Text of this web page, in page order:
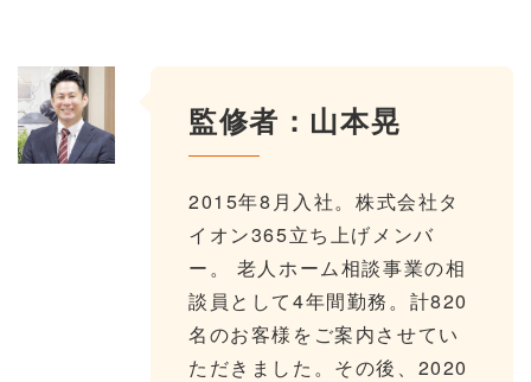
監修者：山本晃
2015年8月入社。株式会社タ
イオン365立ち上げメンバ
ー。 老人ホーム相談事業の相
談員として4年間勤務。計820
名のお客様をご案内させてい
ただきました。その後、2020